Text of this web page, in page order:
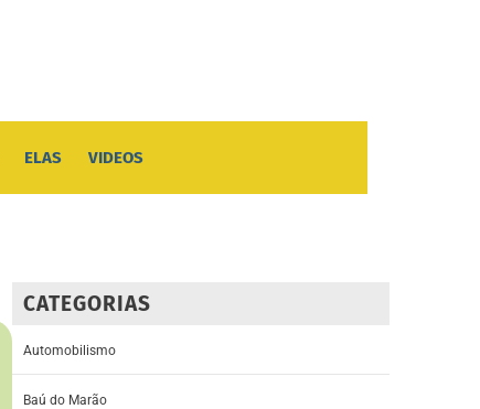
ELAS VIDEOS
CATEGORIAS
Automobilismo
Baú do Marão